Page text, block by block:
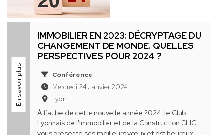
En savoir plus
IMMOBILIER EN 2023: DÉCRYPTAGE DU
CHANGEMENT DE MONDE. QUELLES
PERSPECTIVES POUR 2024 ?
Conférence
Mercredi 24 Janvier 2024
Lyon
À l’aube de cette nouvelle année 2024, le Club
Lyonnais de l'Immobilier et de la Construction CLIC
vous présente ses meilleurs vœux et est heureux